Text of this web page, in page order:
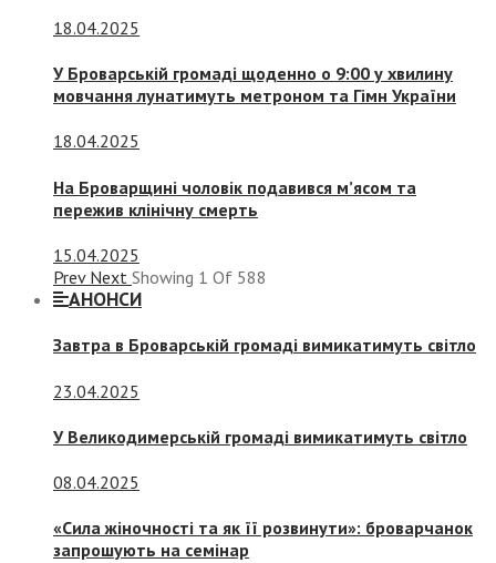
18.04.2025
У Броварській громаді щоденно о 9:00 у хвилину
мовчання лунатимуть метроном та Гімн України
18.04.2025
На Броварщині чоловік подавився м’ясом та
пережив клінічну смерть
15.04.2025
Prev Next Showing 1 Of 588
АНОНСИ
Завтра в Броварській громаді вимикатимуть світло
23.04.2025
У Великодимерській громаді вимикатимуть світло
08.04.2025
«Сила жіночності та як її розвинути»: броварчанок
запрошують на семінар